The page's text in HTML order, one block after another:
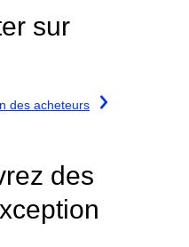
sur
des acheteurs
des